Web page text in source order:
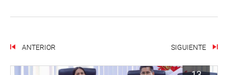
ANTERIOR SIGUIENTE